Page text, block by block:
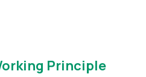
Principle